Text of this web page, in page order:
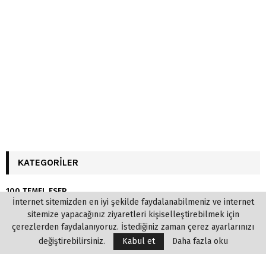
KATEGORILER
100 TEMEL ESER
Anı-Hatıra
Araştırma-Eleştiri-İnceleme
Bilim & Mühendislik
İnternet sitemizden en iyi şekilde faydalanabilmeniz ve internet
sitemize yapacağınız ziyaretleri kişiselleştirebilmek için
çerezlerden faydalanıyoruz. İstediğiniz zaman çerez ayarlarınızı
değiştirebilirsiniz.
Kabul et Daha fazla oku